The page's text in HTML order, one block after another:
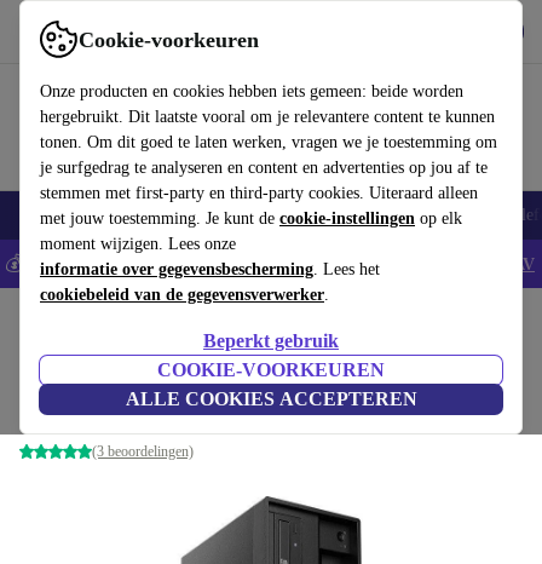
Cookie-voorkeuren
Onze producten en cookies hebben iets gemeen: beide worden
hergebruikt. Dit laatste vooral om je relevantere content te kunnen
tonen. Om dit goed te laten werken, vragen we je toestemming om
je surfgedrag te analyseren en content en advertenties op jou af te
stemmen met first-party en third-party cookies. Uiteraard alleen
met jouw toestemming. Je kunt de cookie-instellingen op elk
moment wijzigen. Lees onze
informatie over gegevensbescherming. Lees het
cookiebeleid van de gegevensverwerker.
Beperkt gebruik
COOKIE-VOORKEUREN
ALLE COOKIES ACCEPTEREN
Gebruik refurbed snel en eenvoudig
Smartphones Laptops Tablets Smartwatches Accessoires
💰Bespaar 5% EXTRA op alle iPhones - Code: IPHONEDEAL - AV
Lenovo ThinkStation P330 Tower
Xeon E-2124 | 64 GB | 1 TB SSD | P2000 | Win 11 Pro
(3 beoordelingen)